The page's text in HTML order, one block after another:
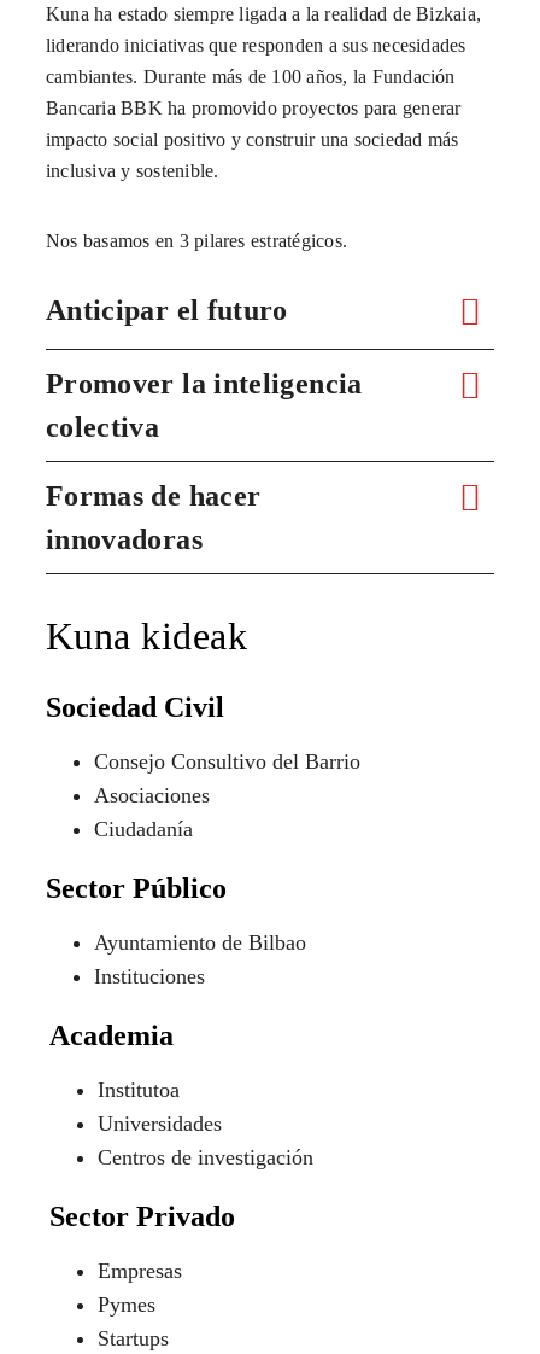
Kuna ha estado siempre ligada a la realidad de Bizkaia,
liderando iniciativas que responden a sus necesidades
cambiantes. Durante más de 100 años, la Fundación
Bancaria BBK ha promovido proyectos para generar
impacto social positivo y construir una sociedad más
inclusiva y sostenible.
Nos basamos en 3 pilares estratégicos.
Anticipar el futuro
Promover la inteligencia
colectiva
Formas de hacer
innovadoras
Kuna kideak
Sociedad Civil
Consejo Consultivo del Barrio
Asociaciones
Ciudadanía
Sector Público
Ayuntamiento de Bilbao
Instituciones
Academia
Institutoa
Universidades
Centros de investigación
Sector Privado
Empresas
Pymes
Startups